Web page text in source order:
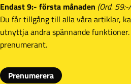
Endast 9:- första månaden (Ord.
Du får tillgång till alla våra artiklar,
utnyttja andra spännande
prenumerant.
Prenumerera